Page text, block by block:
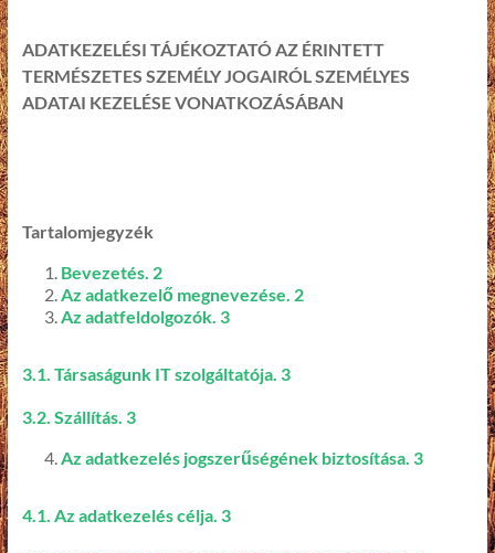
ADATKEZELÉSI TÁJÉKOZTATÓ AZ ÉRINTETT
TERMÉSZETES SZEMÉLY JOGAIRÓL SZEMÉLYES
ADATAI KEZELÉSE VONATKOZÁSÁBAN
Tartalomjegyzék
Bevezetés. 2
Az adatkezelő megnevezése. 2
Az adatfeldolgozók. 3
3.1. Társaságunk IT szolgáltatója. 3
3.2. Szállítás. 3
Az adatkezelés jogszerűségének biztosítása. 3
4.1. Az adatkezelés célja. 3